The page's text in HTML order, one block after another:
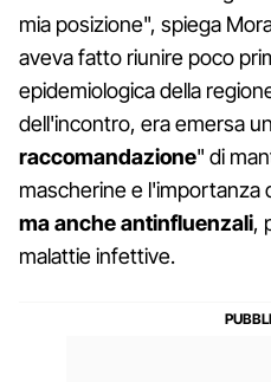
mia posizione", spiega
aveva fatto riunire poco
epidemiologica della
dell'incontro, era emersa
raccomandazione" di
mascherine e l'importanza
ma anche antinfluenzali,
malattie infettive.